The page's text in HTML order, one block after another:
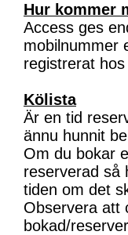
Hur kommer
Access ges
mobilnummer
registrerat hos
Kölista
Är en tid
ännu hunnit
Om du bokar
reserverad så
tiden om det
Observera att
bokad/